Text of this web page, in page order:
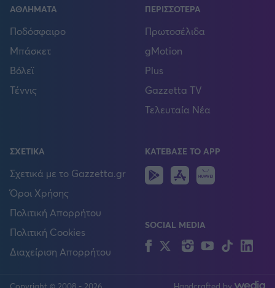
ΑΘΛΗΜΑΤΑ
Ποδόσφαιρο
Μπάσκετ
Βόλεϊ
Τέννις
ΠΕΡΙΣΣΟΤΕΡΑ
Πρωτοσέλιδα
gMotion
Plus
Gazzetta TV
Τελευταία Νέα
ΣΧΕΤΙΚΑ
Σχετικά με το Gazzetta.gr
Όροι Χρήσης
Πολιτική Απορρήτου
Πολιτική Cookies
Διαχείριση Απορρήτου
ΚΑΤΕΒΑΣΕ ΤΟ APP
Android
IOS
SOCIAL MEDIA
FacebookTwitterInstagram
YouTubeTikTok
Copyright © 2008 - 2026 Handcrafted by